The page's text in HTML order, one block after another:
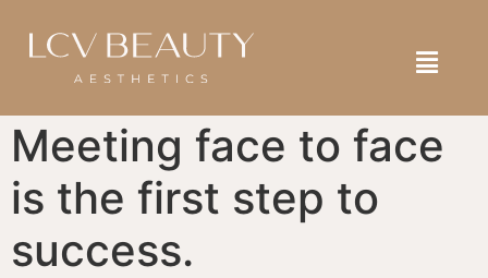
Meeting face to face
is the first step to
success.